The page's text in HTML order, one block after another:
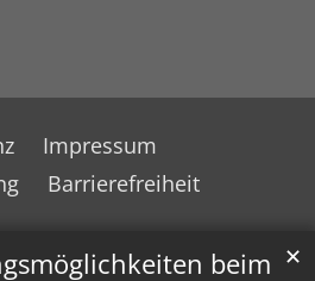
beim ✕
Impressum
Barrierefreiheit